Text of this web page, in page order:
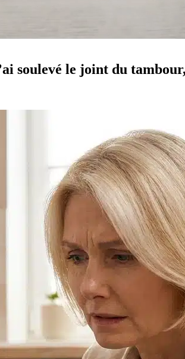
soulevé le joint du